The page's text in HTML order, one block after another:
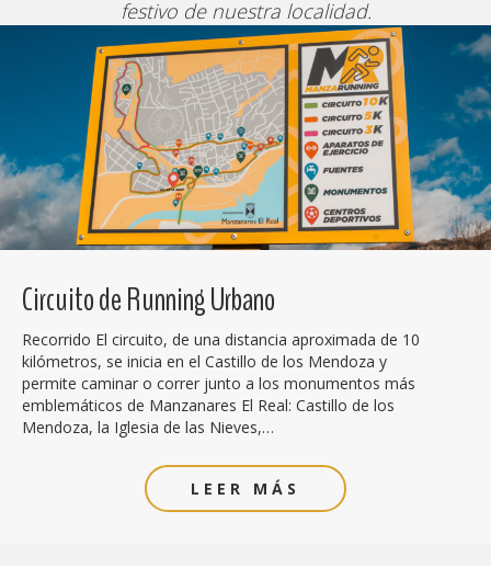
festivo de nuestra localidad.
Circuito de Running Urbano
Recorrido El circuito, de una distancia aproximada de 10
kilómetros, se inicia en el Castillo de los Mendoza y
permite caminar o correr junto a los monumentos más
emblemáticos de Manzanares El Real: Castillo de los
Mendoza, la Iglesia de las Nieves,…
LEER MÁS